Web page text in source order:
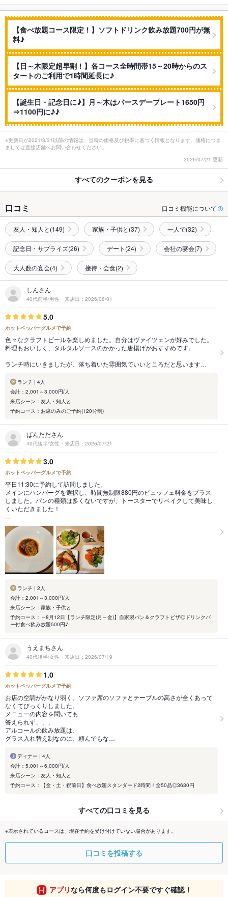
【食べ放題コース限定！】ソフトドリンク飲み放題700円が無
料♪
【日～木限定超早割！】各コース全時間帯15～20時からのス
タートのご利用で1時間延長に♪
【誕生日・記念日に♪】月～木はバースデープレート1650円
⇒1100円に♪♪
※更新日が2021/3/31以前の情報は、当時の価格及び税率に基づく情報となります。価格につき
ましては直接店舗へお問い合わせください。
2026/07/21 更新
すべてのクーポンを見る
口コミ 口コミ機能について
友人・知人と(149) 家族・子供と(37) 一人で(32)
記念日・サプライズ(26) デート(24) 会社の宴会(7)
大人数の宴会(4) 接待・会食(2)
しんさん
40代前半/男性・来店日：2026/08/01
5.0
ホットペッパーグルメで予約
色々なクラフトビールを楽しめました。自分はヴァイツェンが好みでした。
料理もおいしく、タルタルソースのかかった唐揚げがおすすめです。
ランチ時にいきましたが、落ち着いた雰囲気でいいところだと思います…
ランチ | 4人
会計：2,001～3,000円/人
来店シーン：友人・知人と
予約コース：お席のみのご予約(120分制)
ぱんだださん
40代後半/女性・来店日：2026/07/21
3.0
ホットペッパーグルメで予約
平日11:30に予約して訪問しました。
メインにハンバーグを選択し、時間無制限880円のビュッフェ料金をプラス
しました。パンの種類は多くないですが、トースターでリベイクして美味し
くいただきました！
…
ランチ | 2人
会計：2,001～3,000円/人
来店シーン：家族・子供と
予約コース：～8月12日【ランチ限定(月～金)】自家製パン＆クラフトピザ◎ドリンクバ
ー付食べ飲み放題500円♪
うえまちさん
40代後半/女性・来店日：2026/07/19
1.0
ホットペッパーグルメで予約
お店の空調がかなり弱く、ソファ席のソファとテーブルの高さが全くあって
なくてびっくりしました。
メニューの内容を聞いても
答えられず、、、
アルコールの飲み放題は、
グラス入れ替え制なのに、頼んでもな…
ディナー | 4人
会計：5,001～6,000円/人
来店シーン：友人・知人と
予約コース：【金・土・祝前日】食べ放題スタンダード2時間！全50品◎3630円
すべての口コミを見る
※表示されているコースは、現在予約を受け付けていない場合があります。
口コミを投稿する
アプリなら何度もログイン不要ですぐ確認！